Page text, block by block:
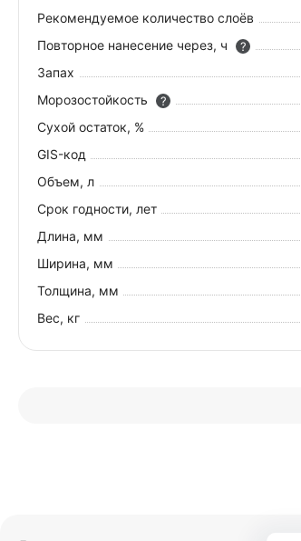
Рекомендуемое количество слоёв
Повторное нанесение через, ч
?
Запах
Морозостойкость
?
Сухой остаток, %
GIS-код
Объем, л
Срок годности, лет
Длина, мм
Ширина, мм
Толщина, мм
Вес, кг